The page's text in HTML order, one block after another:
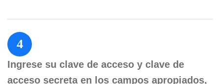
4
Ingrese su clave de acceso y clave de
acceso secreta en los campos apropiados,